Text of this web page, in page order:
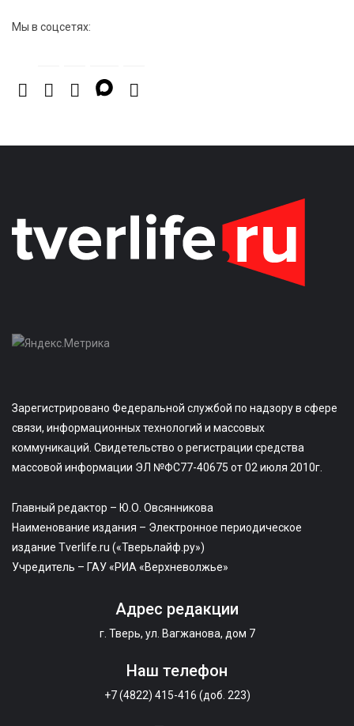
Мы в соцсетях:
Зарегистрировано Федеральной службой по надзору в сфере
связи, информационных технологий и массовых
коммуникаций. Свидетельство о регистрации средства
массовой информации ЭЛ №ФС77-40675 от 02 июля 2010г.
Главный редактор – Ю.О. Овсянникова
Наименование издания – Электронное периодическое
издание Tverlife.ru («Тверьлайф.ру»)
Учредитель – ГАУ «РИА «Верхневолжье»
Адрес редакции
г. Тверь, ул. Вагжанова, дом 7
Наш телефон
+7 (4822) 415-416 (доб. 223)